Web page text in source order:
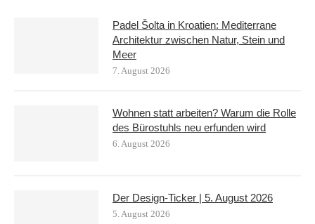
Padel Šolta in Kroatien: Mediterrane
Architektur zwischen Natur, Stein und
Meer
7. August 2026
Wohnen statt arbeiten? Warum die Rolle
des Bürostuhls neu erfunden wird
6. August 2026
Der Design-Ticker | 5. August 2026
5. August 2026